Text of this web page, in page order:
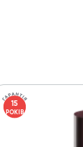
15
РОКІВ